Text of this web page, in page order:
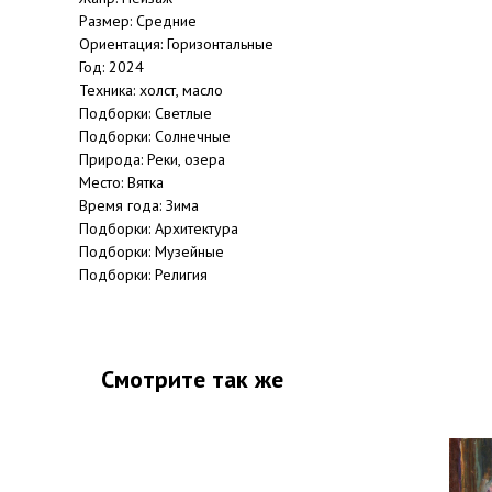
Размер: Средние
Ориентация: Горизонтальные
Год: 2024
Техника: холст, масло
Подборки: Светлые
Подборки: Солнечные
Природа: Реки, озера
Место: Вятка
Время года: Зима
Подборки: Архитектура
Подборки: Музейные
Подборки: Религия
Смотрите так же